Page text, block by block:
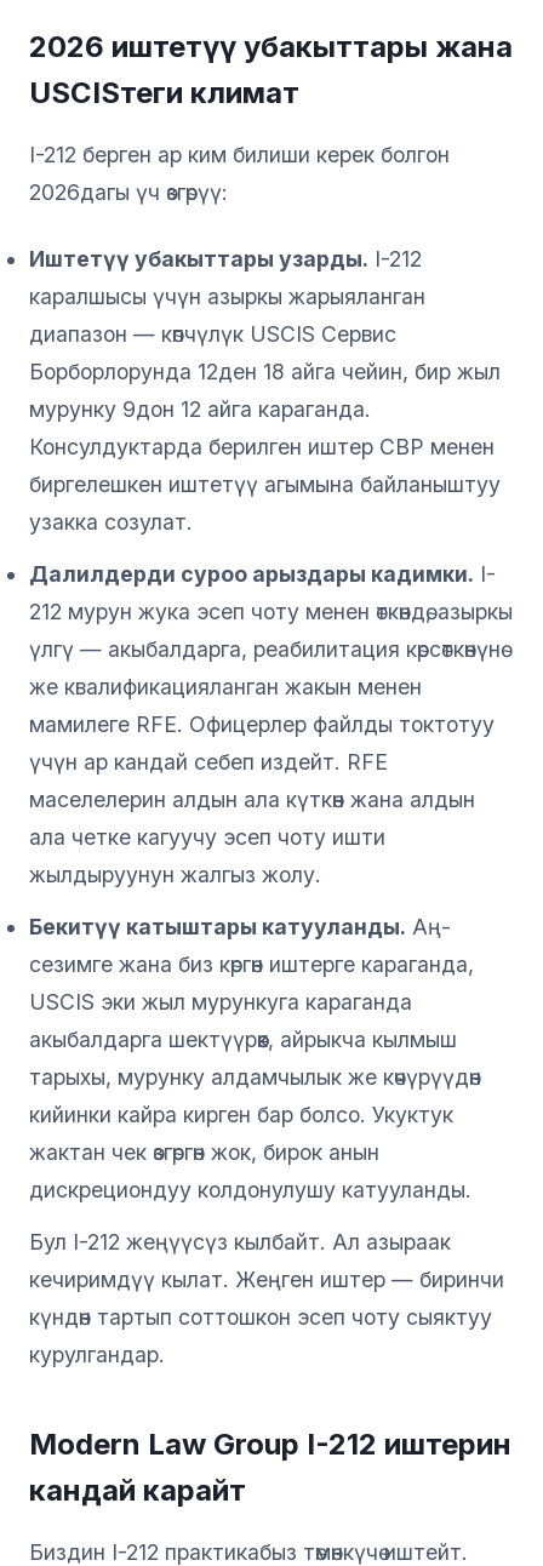
2026 иштетүү убакыттары жана
USCISтеги климат
I-212 берген ар ким билиши керек болгон
2026дагы үч өзгөрүү:
Иштетүү убакыттары узарды. I-212
каралшысы үчүн азыркы жарыяланган
диапазон — көпчүлүк USCIS Сервис
Борборлорунда 12ден 18 айга чейин, бир жыл
мурунку 9дон 12 айга караганда.
Консулдуктарда берилген иштер CBP менен
биргелешкен иштетүү агымына байланыштуу
узакка созулат.
Далилдерди суроо арыздары кадимки. I-
212 мурун жука эсеп чоту менен өткөндө, азыркы
үлгү — акыбалдарга, реабилитация көрсөткөнүнө
же квалификацияланган жакын менен
мамилеге RFE. Офицерлер файлды токтотуу
үчүн ар кандай себеп издейт. RFE
маселелерин алдын ала күткөн жана алдын
ала четке кагуучу эсеп чоту ишти
жылдыруунун жалгыз жолу.
Бекитүү катыштары катууланды. Аң-
сезимге жана биз көргөн иштерге караганда,
USCIS эки жыл мурункуга караганда
акыбалдарга шектүүрөөк, айрыкча кылмыш
тарыхы, мурунку алдамчылык же көчүрүүдөн
кийинки кайра кирген бар болсо. Укуктук
жактан чек өзгөргөн жок, бирок анын
дискрециондуу колдонулушу катууланды.
Бул I-212 жеңүүсүз кылбайт. Ал азыраак
кечиримдүү кылат. Жеңген иштер — биринчи
күндөн тартып соттошкон эсеп чоту сыяктуу
курулгандар.
Modern Law Group I-212 иштерин
кандай карайт
Биздин I-212 практикабыз төмөнкүчө иштейт.